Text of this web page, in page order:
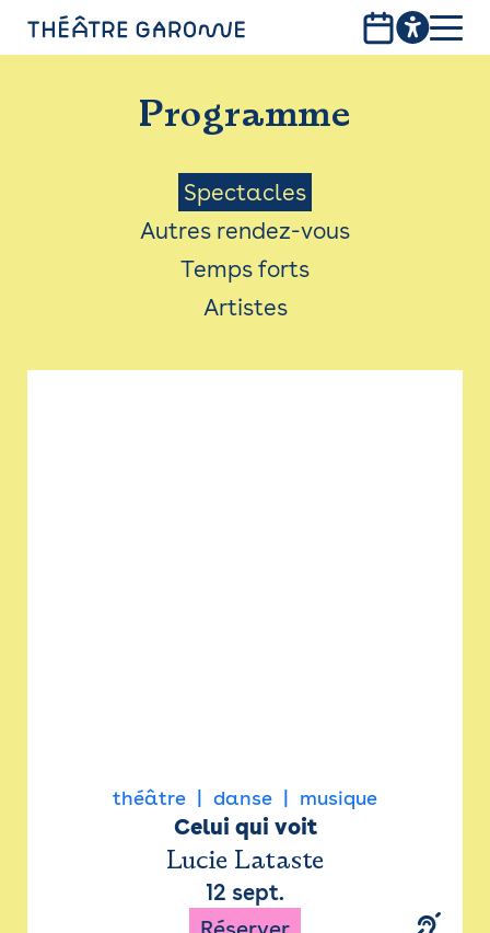
PROGRAMME
INFOS PRATIQUES
AVEC LES PUBLICS
ACCESSIBILITÉ
LES PRODUCTIONS
Programme
Menu
Saison
Spectacles
Autres rendez-vous
Temps forts
Artistes
théâtre danse musique
Celui qui voit
Lucie Lataste
12 sept.